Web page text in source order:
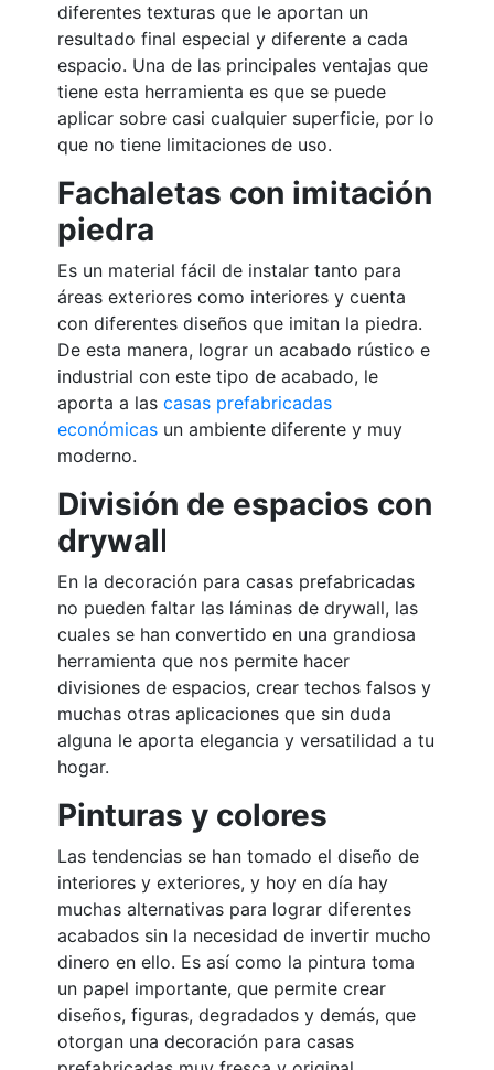
diferentes texturas que le aportan un
resultado final especial y diferente a cada
espacio. Una de las principales ventajas que
tiene esta herramienta es que se puede
aplicar sobre casi cualquier superficie, por lo
que no tiene limitaciones de uso.
Fachaletas con imitación
piedra
Es un material fácil de instalar tanto para
áreas exteriores como interiores y cuenta
con diferentes diseños que imitan la piedra.
De esta manera, lograr un acabado rústico e
industrial con este tipo de acabado, le
aporta a las casas prefabricadas
económicasun ambiente diferente y muy
moderno.
División de espacios con
drywall
En la decoración para casas prefabricadas
no pueden faltar las láminas de drywall, las
cuales se han convertido en una grandiosa
herramienta que nos permite hacer
divisiones de espacios, crear techos falsos y
muchas otras aplicaciones que sin duda
alguna le aporta elegancia y versatilidad a tu
hogar.
Pinturas y colores
Las tendencias se han tomado el diseño de
interiores y exteriores, y hoy en día hay
muchas alternativas para lograr diferentes
acabados sin la necesidad de invertir mucho
dinero en ello. Es así como la pintura toma
un papel importante, que permite crear
diseños, figuras, degradados y demás, que
otorgan una decoración para casas